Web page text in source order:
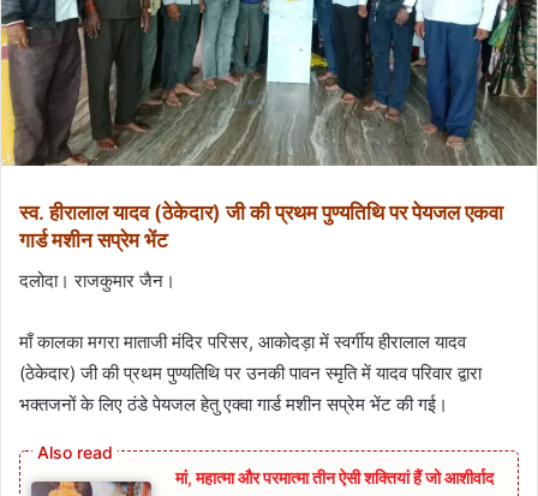
स्व. हीरालाल यादव (ठेकेदार) जी की प्रथम पुण्यतिथि पर पेयजल एकवा
गार्ड मशीन सप्रेम भेंट
दलोदा। राजकुमार जैन।
माँ कालका मगरा माताजी मंदिर परिसर, आकोदड़ा में स्वर्गीय हीरालाल यादव
(ठेकेदार) जी की प्रथम पुण्यतिथि पर उनकी पावन स्मृति में यादव परिवार द्वारा
भक्तजनों के लिए ठंडे पेयजल हेतु एक्वा गार्ड मशीन सप्रेम भेंट की गई।
मां, महात्मा और परमात्मा तीन ऐसी शक्तियां हैं जो आशीर्वाद